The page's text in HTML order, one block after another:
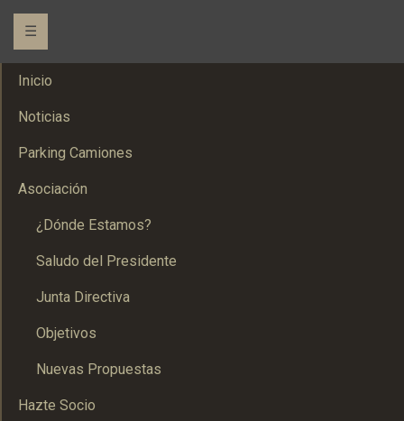
☰
Inicio
Noticias
Parking Camiones
Asociación
¿Dónde Estamos?
Saludo del Presidente
Junta Directiva
Objetivos
Nuevas Propuestas
Hazte Socio